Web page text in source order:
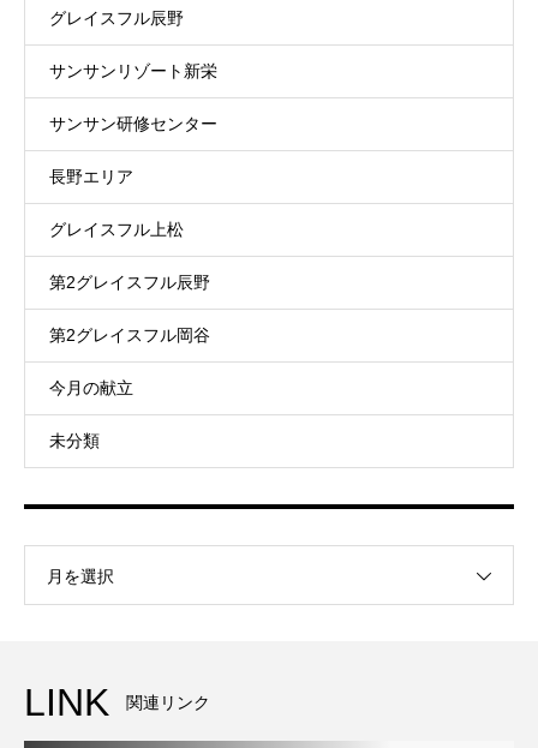
グレイスフル辰野
サンサンリゾート新栄
サンサン研修センター
長野エリア
グレイスフル上松
第2グレイスフル辰野
第2グレイスフル岡谷
今月の献立
未分類
月を選択
LINK 関連リンク